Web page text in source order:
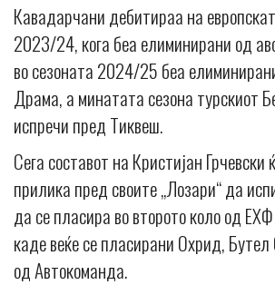
Кавадарчани дебитираа на
2023/24, кога беа елиминирани од
во сезоната 2024/25 беа
Драма, а минатата сезона турскиот
испречи пред Тиквеш.
Сега составот на Кристијан Грчевски
прилика пред своите „Лозари“ да
да се пласира во второто коло од
каде веќе се пласирани Охрид, Бутел
од Автокоманда.